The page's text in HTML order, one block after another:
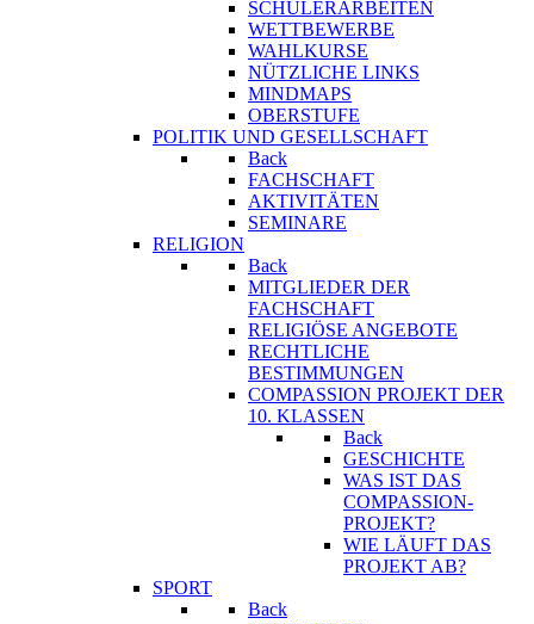
SCHÜLERARBEITEN
WETTBEWERBE
WAHLKURSE
NÜTZLICHE LINKS
MINDMAPS
OBERSTUFE
POLITIK UND GESELLSCHAFT
Back
FACHSCHAFT
AKTIVITÄTEN
SEMINARE
RELIGION
Back
MITGLIEDER DER
FACHSCHAFT
RELIGIÖSE ANGEBOTE
RECHTLICHE
BESTIMMUNGEN
COMPASSION PROJEKT DER
10. KLASSEN
Back
GESCHICHTE
WAS IST DAS
COMPASSION-
PROJEKT?
WIE LÄUFT DAS
PROJEKT AB?
SPORT
Back